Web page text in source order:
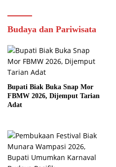
Budaya dan Pariwisata
Bupati Biak Buka Snap Mor
FBMW 2026, Dijemput Tarian
Adat